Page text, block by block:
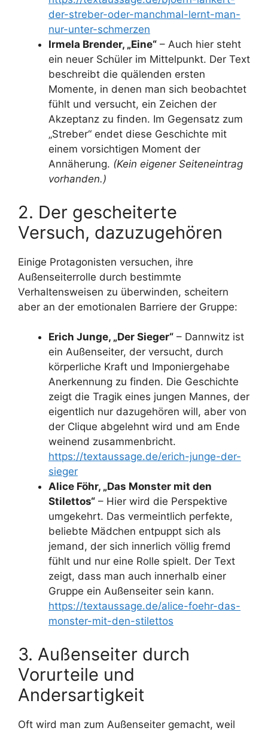
der-streber-oder-manchmal-lernt-man-
nur-unter-schmerzen
Irmela Brender, „Eine“ – Auch hier steht
ein neuer Schüler im Mittelpunkt. Der Text
beschreibt die quälenden ersten
Momente, in denen man sich beobachtet
fühlt und versucht, ein Zeichen der
Akzeptanz zu finden. Im Gegensatz zum
„Streber“ endet diese Geschichte mit
einem vorsichtigen Moment der
Annäherung. (Kein eigener Seiteneintrag
vorhanden.)
2. Der gescheiterte
Versuch, dazuzugehören
Einige Protagonisten versuchen, ihre
Außenseiterrolle durch bestimmte
Verhaltensweisen zu überwinden, scheitern
aber an der emotionalen Barriere der Gruppe:
Erich Junge, „Der Sieger“ – Dannwitz ist
ein Außenseiter, der versucht, durch
körperliche Kraft und Imponiergehabe
Anerkennung zu finden. Die Geschichte
zeigt die Tragik eines jungen Mannes, der
eigentlich nur dazugehören will, aber von
der Clique abgelehnt wird und am Ende
weinend zusammenbricht.
https://textaussage.de/erich-junge-der-
sieger
Alice Föhr, „Das Monster mit den
Stilettos“ – Hier wird die Perspektive
umgekehrt. Das vermeintlich perfekte,
beliebte Mädchen entpuppt sich als
jemand, der sich innerlich völlig fremd
fühlt und nur eine Rolle spielt. Der Text
zeigt, dass man auch innerhalb einer
Gruppe ein Außenseiter sein kann.
https://textaussage.de/alice-foehr-das-
monster-mit-den-stilettos
3. Außenseiter durch
Vorurteile und
Andersartigkeit
Oft wird man zum Außenseiter gemacht, weil